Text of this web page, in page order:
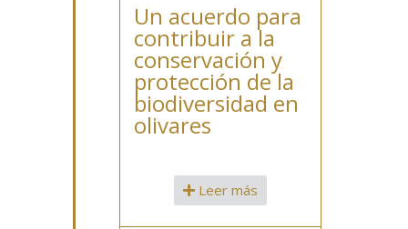
Un acuerdo para
contribuir a la
conservación y
protección de la
biodiversidad en
olivares
Leer más